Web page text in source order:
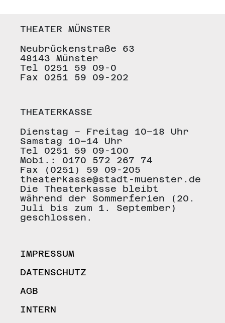
THEATER MÜNSTER
Neubrückenstraße 63
48143 Münster
Tel 0251 59 09-0
Fax 0251 59 09-202
THEATERKASSE
Dienstag – Freitag 10–18 Uhr
Samstag 10–14 Uhr
Tel 0251 59 09-100
Mobi.: 0170 572 267 74
Fax (0251) 59 09-205
theaterkasse@stadt-muenster.de
Die Theaterkasse bleibt
während der Sommerferien (20.
Juli bis zum 1. September)
geschlossen.
IMPRESSUM
DATENSCHUTZ
AGB
INTERN